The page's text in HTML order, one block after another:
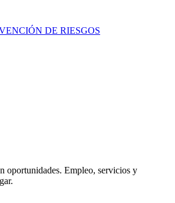
DE RIESGOS
oportunidades. Empleo, servicios y